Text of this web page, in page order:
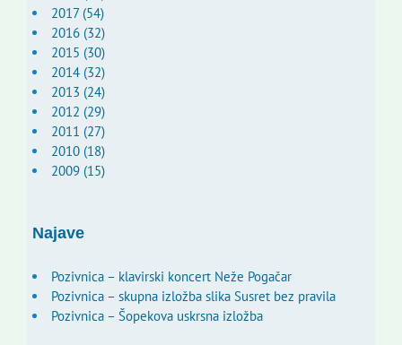
2017 (54)
2016 (32)
2015 (30)
2014 (32)
2013 (24)
2012 (29)
2011 (27)
2010 (18)
2009 (15)
Najave
Pozivnica – klavirski koncert Neže Pogačar
Pozivnica – skupna izložba slika Susret bez pravila
Pozivnica – Šopekova uskrsna izložba